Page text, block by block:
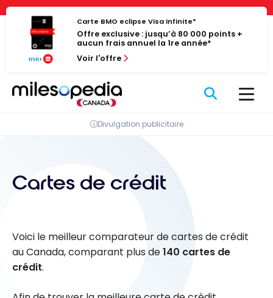
Panneau de gestion des cookies
Passer
contenu
Carte BMO eclipse Visa Infinite*
Offre exclusive : jusqu’à 80 000 points +
aucun frais annuel la 1re année*
Voir l'offre
Divulgation publicitaire
Cartes de crédit
Voici le meilleur comparateur de cartes de crédit
au Canada, comparant plus de140 cartes de
crédit.